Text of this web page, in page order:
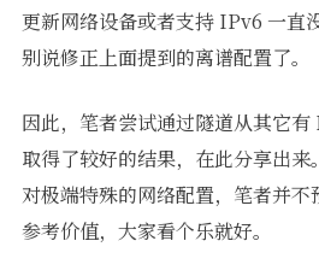
更新网络设备或者支持 IPv6 一直
别说修正上面提到的离谱配置了。
因此，笔者尝试通过隧道从其它
取得了较好的结果，在此分享出
对极端特殊的网络配置，笔者并
参考价值，大家看个乐就好。